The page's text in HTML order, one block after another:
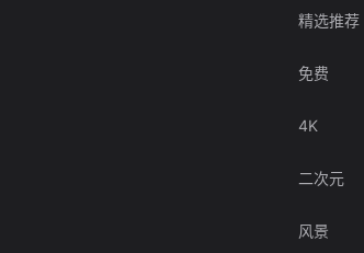
精选推荐
免费
4K
二次元
风景